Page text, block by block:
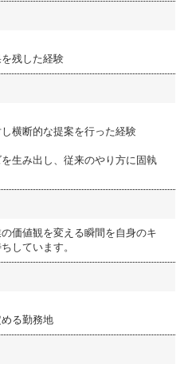
残した経験
横断的な提案を行った経験
生み出し、従来のやり方に固執
価値観を変える瞬間を自身のキ
しています。
る勤務地